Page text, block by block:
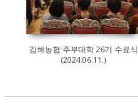
김해농협 주부대학 26기 수료식
(2024.06.11.)